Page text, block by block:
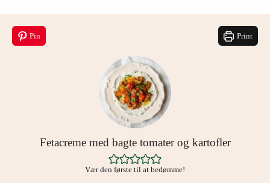
Pin Print
Fetacreme med bagte tomater og kartofler
Vær den første til at bedømme!